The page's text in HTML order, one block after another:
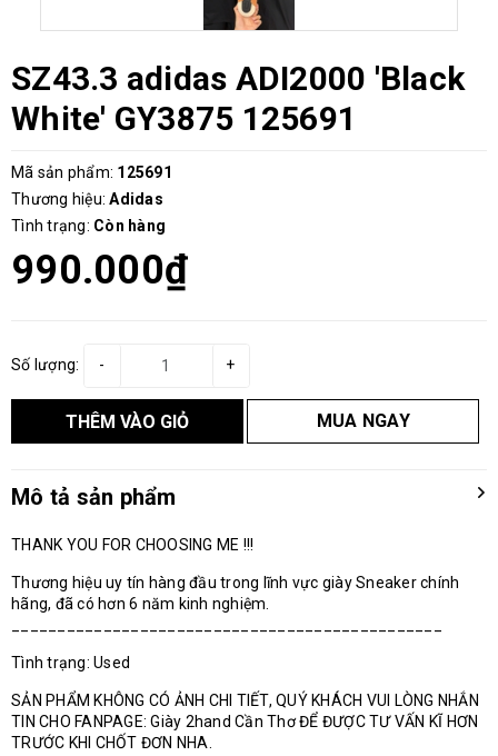
SZ43.3 adidas ADI2000 'Black
White' GY3875 125691
Mã sản phẩm: 125691
Thương hiệu: Adidas
Tình trạng: Còn hàng
990.000₫
Số lượng: +
-
THÊM VÀO GIỎ MUA NGAY
Mô tả sản phẩm
THANK YOU FOR CHOOSING ME !!!
Thương hiệu uy tín hàng đầu trong lĩnh vực giày Sneaker chính
hãng, đã có hơn 6 năm kinh nghiệm.
Tình trạng: Used
SẢN PHẨM KHÔNG CÓ ẢNH CHI TIẾT, QUÝ KHÁCH VUI LÒNG NHẮN
TIN CHO FANPAGE: Giày 2hand Cần Thơ ĐỂ ĐƯỢC TƯ VẤN KĨ HƠN
TRƯỚC KHI CHỐT ĐƠN NHA.